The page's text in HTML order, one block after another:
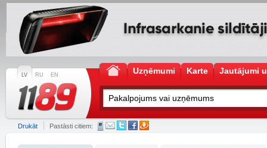
LV RU EN Uzņēmumi Karte Jautājumi
Drukāt Pastāsti citiem: